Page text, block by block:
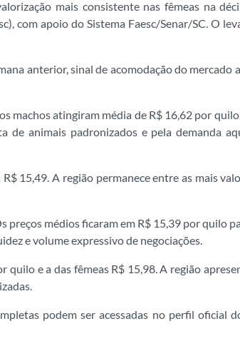
mais consistente nas fêmeas na
com apoio do Sistema Faesc/Senar/SC. O
anterior, sinal de acomodação do mercado
machos atingiram média de R$ 16,62 por
de animais padronizados e pela demanda
15,49. A região permanece entre as mais
médios ficaram em R$ 15,39 por quilo
e volume expressivo de negociações.
e a das fêmeas R$ 15,98. A região
podem ser acessadas no perfil oficial